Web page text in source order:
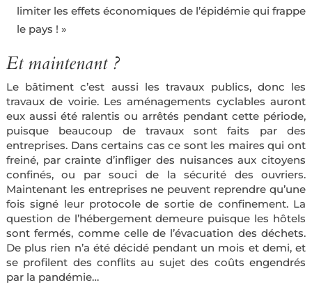
limiter les effets économiques de l’épidémie qui frappe
le pays ! »
Et maintenant ?
Le bâtiment c’est aussi les travaux publics, donc les
travaux de voirie. Les aménagements cyclables auront
eux aussi été ralentis ou arrêtés pendant cette période,
puisque beaucoup de travaux sont faits par des
entreprises. Dans certains cas ce sont les maires qui ont
freiné, par crainte d’infliger des nuisances aux citoyens
confinés, ou par souci de la sécurité des ouvriers.
Maintenant les entreprises ne peuvent reprendre qu’une
fois signé leur protocole de sortie de confinement. La
question de l’hébergement demeure puisque les hôtels
sont fermés, comme celle de l’évacuation des déchets.
De plus rien n’a été décidé pendant un mois et demi, et
se profilent des conflits au sujet des coûts engendrés
par la pandémie…